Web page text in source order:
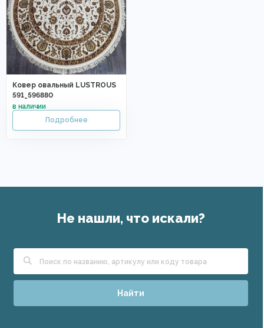
Ковер овальный LUSTROUS
591_596880
Не нашли, что искали?
Найти